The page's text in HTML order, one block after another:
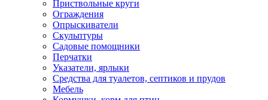
Приствольные круги
Ограждения
Опрыскиватели
Скульптуры
Садовые помощники
Перчатки
Указатели, ярлыки
Средства для туалетов, септиков и прудов
Мебель